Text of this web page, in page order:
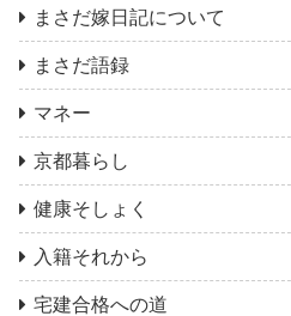
まさだ嫁日記について
まさだ語録
マネー
京都暮らし
健康そしょく
入籍それから
宅建合格への道